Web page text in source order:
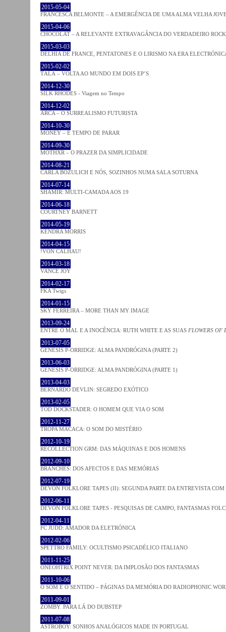
2015-05-04
FRANCESCA BELMONTE – A EMERGÊNCIA DE UMA ALMA VELHA
2015-04-06
CHOCOLAT – A RELEVANTE EXTRAVAGÂNCIA DO VERDADEIRO ROCK
2015-03-03
DELHIA DE FRANCE, PENTATONES E O LIRISMO NA ERA
2015-02-02
TĀLĀ – VOLTA AO MUNDO EM DOIS EP’S
2014-12-30
SILK RHODES - Viagem no Tempo
2014-12-02
ARCA – O SURREALISMO FUTURISTA
2014-10-30
MONEY – É TEMPO DE PARAR
2014-09-30
MOTHXR – O PRAZER DA SIMPLICIDADE
2014-08-21
CARLA BOZULICH E NÓS, SOZINHOS NUMA SALA SOTURNA
2014-07-14
SHAMIR: MULTI-CAMADA AOS 19
2014-06-18
COURTNEY BARNETT
2014-05-19
KENDRA MORRIS
2014-04-15
!VON CALHAU!
2014-03-18
VANCE JOY
2014-02-17
FKA Twigs
2014-01-15
SKY FERREIRA – MORE THAN MY IMAGE
2013-09-24
ENTRE O MAL E A INOCÊNCIA: RUTH WHITE E AS SUAS FLOWERS OF
2013-07-05
GENESIS P-ORRIDGE: ALMA PANDRÓGINA (PARTE 2)
2013-06-03
GENESIS P-ORRIDGE: ALMA PANDRÓGINA (PARTE 1)
2013-04-03
BERNARDO DEVLIN: SEGREDO EXÓTICO
2013-02-05
TOD DOCKSTADER: O HOMEM QUE VIA O SOM
2012-11-27
TROPA MACACA: O SOM DO MISTÉRIO
2012-10-19
RECOLLECTION GRM: DAS MÁQUINAS E DOS HOMENS
2012-09-10
BRANCHES: DOS AFECTOS E DAS MEMÓRIAS
2012-07-19
DEVON FOLKLORE TAPES (II): SEGUNDA PARTE DA ENTREVISTA
2012-06-11
DEVON FOLKLORE TAPES - PESQUISAS DE CAMPO, FANTASMAS
2012-04-11
FC JUDD: AMADOR DA ELETRÓNICA
2012-02-06
SPETTRO FAMILY: OCULTISMO PSICADÉLICO ITALIANO
2011-11-25
ONEOHTRIX POINT NEVER: DA IMPLOSÃO DOS FANTASMAS
2011-10-06
O SOM E O SENTIDO – PÁGINAS DA MEMÓRIA DO RADIOPHONIC
2011-09-01
ZOMBY. PARA LÁ DO DUBSTEP
2011-07-08
ASTROBOY: SONHOS ANALÓGICOS MADE IN PORTUGAL